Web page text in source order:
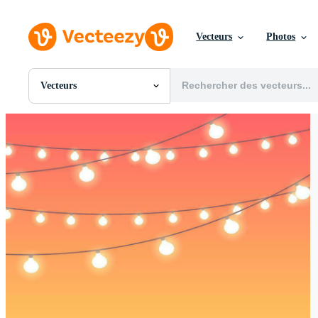
Vecteurs Photos
Vecteurs
Toutes Images
PSDs
SVGs
Modèles
Motion graphics
Événements Éditoriaux